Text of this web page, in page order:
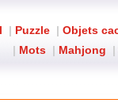
| Puzzle | Objets
| Mots | Mahjong |